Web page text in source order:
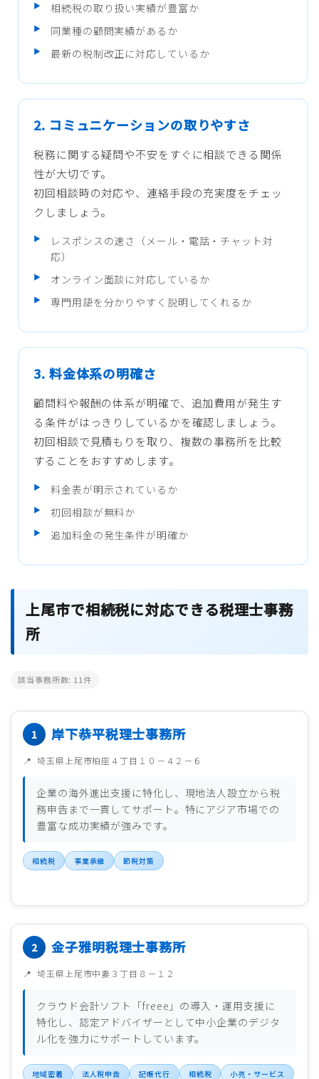
相続税の取り扱い実績が豊富か
同業種の顧問実績があるか
最新の税制改正に対応しているか
2. コミュニケーションの取りやすさ
税務に関する疑問や不安をすぐに相談できる関係
性が大切です。
初回相談時の対応や、連絡手段の充実度をチェッ
クしましょう。
レスポンスの速さ（メール・電話・チャット対
応）
オンライン面談に対応しているか
専門用語を分かりやすく説明してくれるか
3. 料金体系の明確さ
顧問料や報酬の体系が明確で、追加費用が発生す
る条件がはっきりしているかを確認しましょう。
初回相談で見積もりを取り、複数の事務所を比較
することをおすすめします。
料金表が明示されているか
初回相談が無料か
追加料金の発生条件が明確か
上尾市で相続税に対応できる税理士事務
所
該当事務所数: 11 件
岸下恭平税理士事務所
埼玉県上尾市柏座４丁目１０－４２－６
企業の海外進出支援に特化し、現地法人設立から税
務申告まで一貫してサポート。特にアジア市場での
豊富な成功実績が強みです。
相続税 事業承継 節税対策
金子雅明税理士事務所
埼玉県上尾市中妻３丁目８－１２
クラウド会計ソフト「freee」の導入・運用支援に
特化し、認定アドバイザーとして中小企業のデジタ
ル化を強力にサポートしています。
地域密着 法人税申告 記帳代行 相続税 小売・サービス